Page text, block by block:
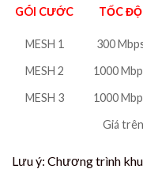
GÓI CƯỚC TỐC ĐỘ
MESH 1 300
MESH 2
1000
MESH 3
1000
Giá
Lưu ý: Chương trình